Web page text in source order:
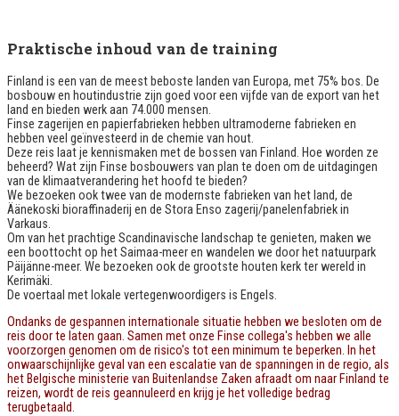
Praktische inhoud van de training
Finland is een van de meest beboste landen van Europa, met 75% bos. De
bosbouw en houtindustrie zijn goed voor een vijfde van de export van het
land en bieden werk aan 74.000 mensen.
Finse zagerijen en papierfabrieken hebben ultramoderne fabrieken en
hebben veel geïnvesteerd in de chemie van hout.
Deze reis laat je kennismaken met de bossen van Finland. Hoe worden ze
beheerd? Wat zijn Finse bosbouwers van plan te doen om de uitdagingen
van de klimaatverandering het hoofd te bieden?
We bezoeken ook twee van de modernste fabrieken van het land, de
Äänekoski bioraffinaderij en de Stora Enso zagerij/panelenfabriek in
Varkaus.
Om van het prachtige Scandinavische landschap te genieten, maken we
een boottocht op het Saimaa-meer en wandelen we door het natuurpark
Päijänne-meer. We bezoeken ook de grootste houten kerk ter wereld in
Kerimäki.
De voertaal met lokale vertegenwoordigers is Engels.
Ondanks de gespannen internationale situatie hebben we besloten om de
reis door te laten gaan. Samen met onze Finse collega's hebben we alle
voorzorgen genomen om de risico's tot een minimum te beperken. In het
onwaarschijnlijke geval van een escalatie van de spanningen in de regio, als
het Belgische ministerie van Buitenlandse Zaken afraadt om naar Finland te
reizen, wordt de reis geannuleerd en krijg je het volledige bedrag
terugbetaald.